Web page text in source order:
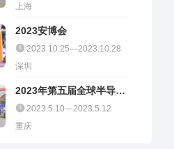
上海
2023安博会
2023.10.25—2023.10.28
深圳
2023年第五届全球半导体
产业（重庆）博览会
2023.5.10—2023.5.12
重庆